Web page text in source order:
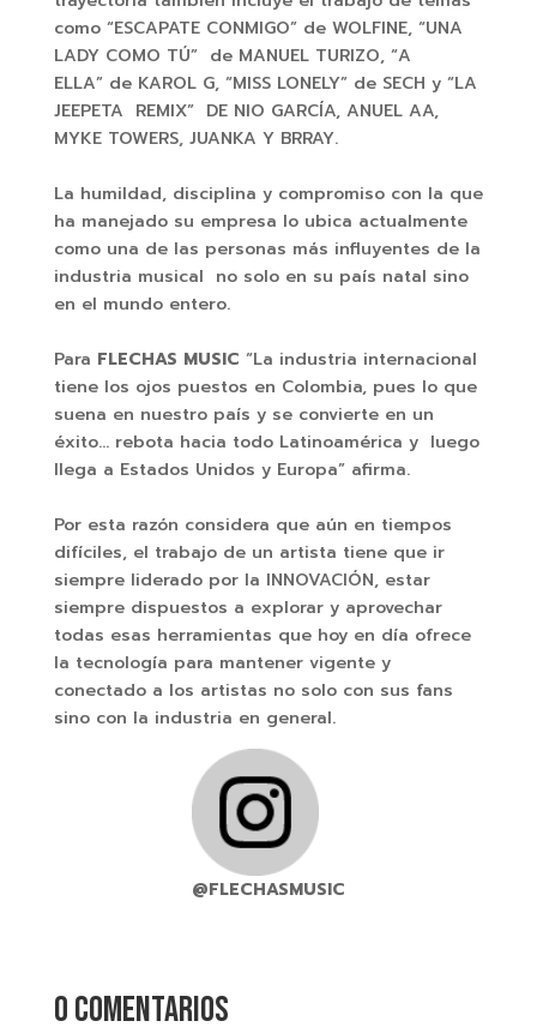
como “ESCAPATE CONMIGO” de WOLFINE, “UNA
LADY COMO TÚ” de MANUEL TURIZO, “A
ELLA” de KAROL G, “MISS LONELY” de SECH y “LA
JEEPETA REMIX” DE NIO GARCÍA, ANUEL AA,
MYKE TOWERS, JUANKA Y BRRAY.
La humildad, disciplina y compromiso con la que
ha manejado su empresa lo ubica actualmente
como una de las personas más influyentes de la
industria musical no solo en su país natal sino
en el mundo entero.
Para FLECHAS MUSIC “La industria internacional
tiene los ojos puestos en Colombia, pues lo que
suena en nuestro país y se convierte en un
éxito… rebota hacia todo Latinoamérica y luego
llega a Estados Unidos y Europa” afirma.
Por esta razón considera que aún en tiempos
difíciles, el trabajo de un artista tiene que ir
siempre liderado por la INNOVACIÓN, estar
siempre dispuestos a explorar y aprovechar
todas esas herramientas que hoy en día ofrece
la tecnología para mantener vigente y
conectado a los artistas no solo con sus fans
sino con la industria en general.
@FLECHASMUSIC
0 comentarios